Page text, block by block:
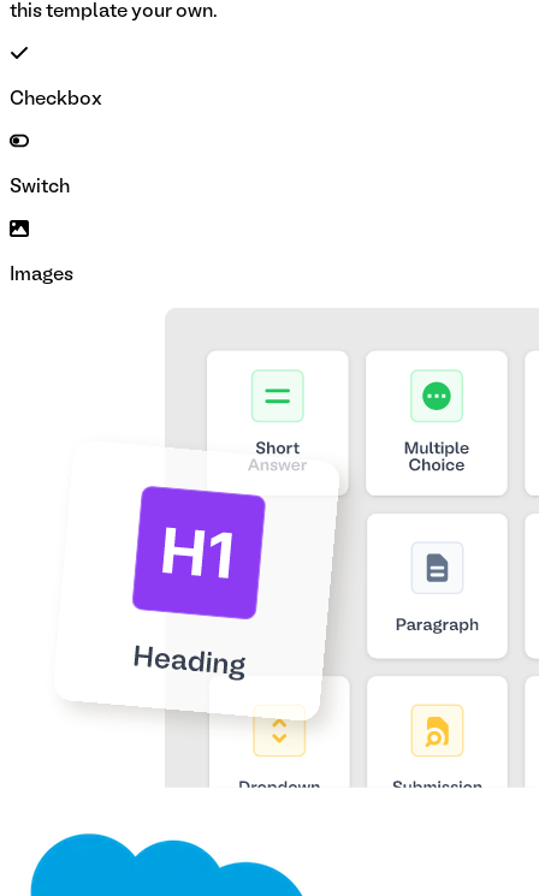
this template your own.
Checkbox
Switch
Images